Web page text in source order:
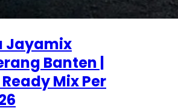
Jayamix
Banten |
Mix Per